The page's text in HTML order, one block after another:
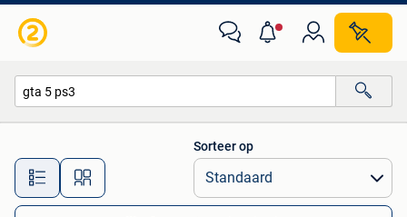
Alle afstanden…
Sorteer op